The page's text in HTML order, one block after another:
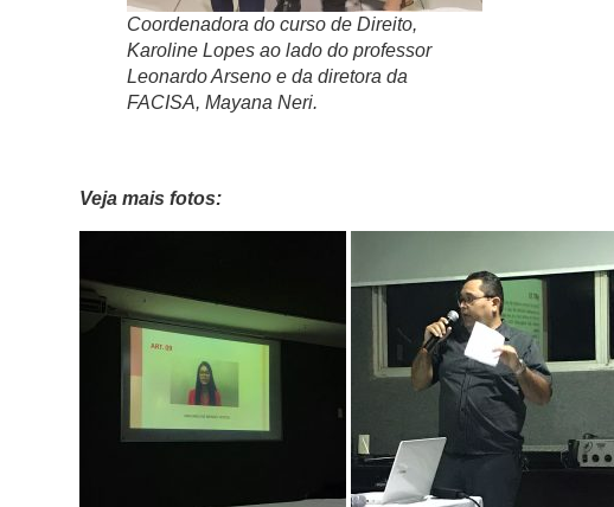
Coordenadora do curso de Direito,
Karoline Lopes ao lado do professor
Leonardo Arseno e da diretora da
FACISA, Mayana Neri.
Veja mais fotos: